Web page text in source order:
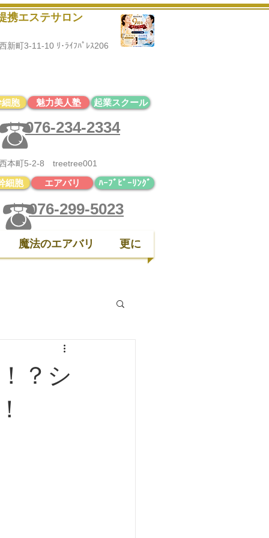
携エステサロン
新町3-11-10 ﾘ･ﾗｲﾌﾊﾟﾚｽ206
胞 魅力美人塾 起業スクール
076-234-2334
本町5-2-8 treetree001
細胞 エアバリ ﾊｰﾌﾞﾋﾟｰﾘﾝｸﾞ
076-299-5023
魔法のエアバリ 更に
？シ